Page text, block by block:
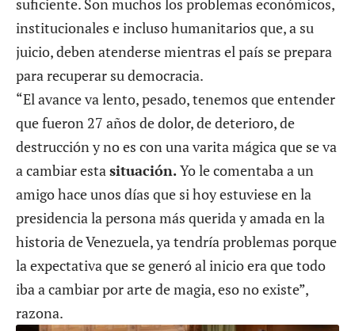
suficiente. Son muchos los problemas económicos,
institucionales e incluso humanitarios que, a su
juicio, deben atenderse mientras el país se prepara
para recuperar su democracia.
“El avance va lento, pesado, tenemos que entender
que fueron 27 años de dolor, de deterioro, de
destrucción y no es con una varita mágica que se va
a cambiar estasituación.Yo le comentaba a un
amigo hace unos días que si hoy estuviese en la
presidencia la persona más querida y amada en la
historia de Venezuela, ya tendría problemas porque
la expectativa que se generó al inicio era que todo
iba a cambiar por arte de magia, eso no existe”,
razona.